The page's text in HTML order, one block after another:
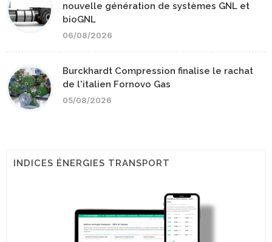
nouvelle génération de systèmes GNL et
bioGNL
06/08/2026
Burckhardt Compression finalise le rachat
de l'italien Fornovo Gas
05/08/2026
INDICES ÉNERGIES TRANSPORT